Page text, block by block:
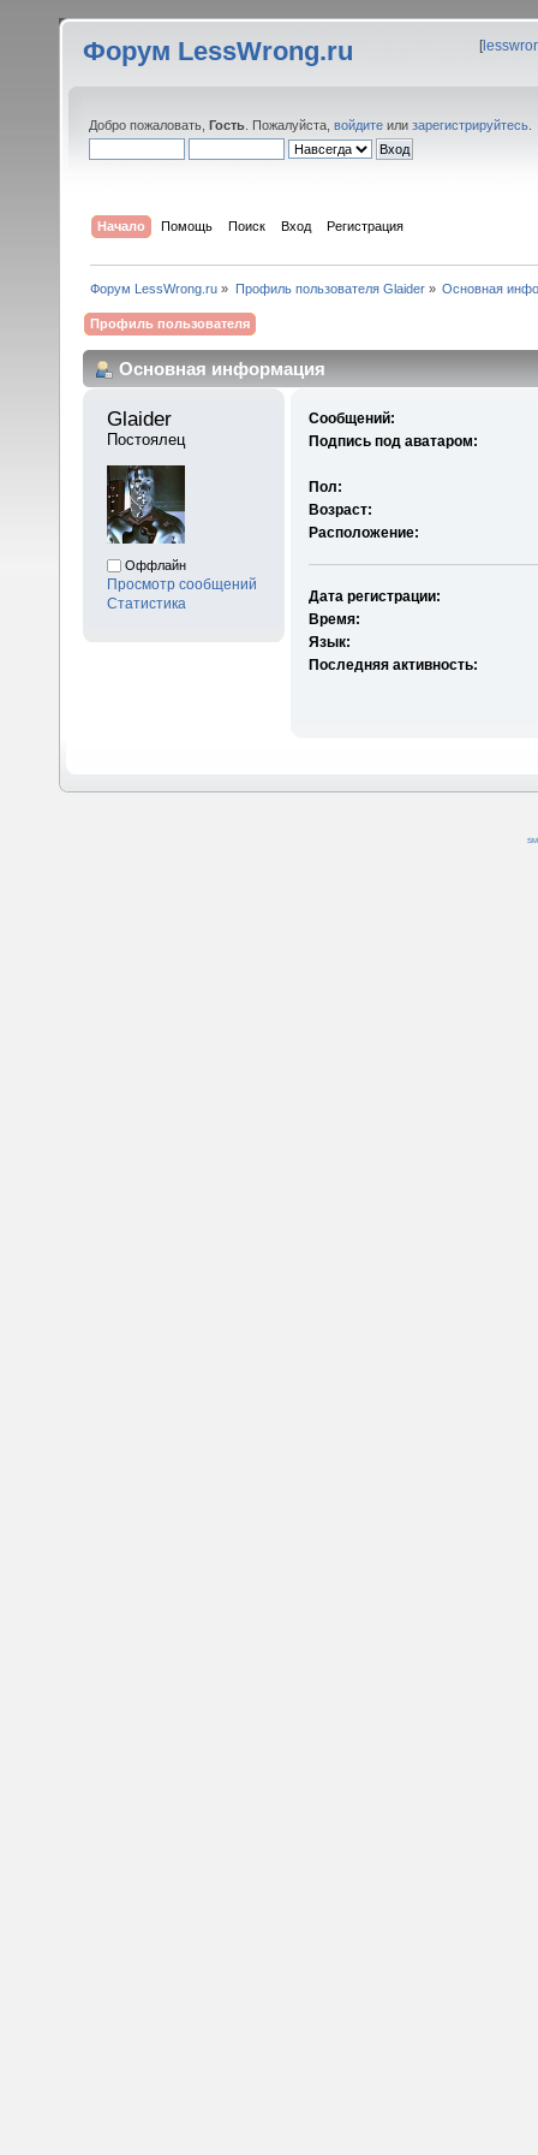
Форум LessWrong.ru [
Добро пожаловать, Гость . Пожалуйста, войдите или зарегистрируйтесь
Начало Помощь Поиск Вход Регистрация
Форум LessWrong.ru » Профиль пользователя Glaider» Основная
Профиль пользователя
Основная информация
Glaider
Постоялец
Оффлайн
Просмотр сообщений
Статистика
Сообщений:
Подпись под аватаром:
Пол:
Возраст:
Расположение:
Дата регистрации:
Время:
Язык:
Последняя активность: